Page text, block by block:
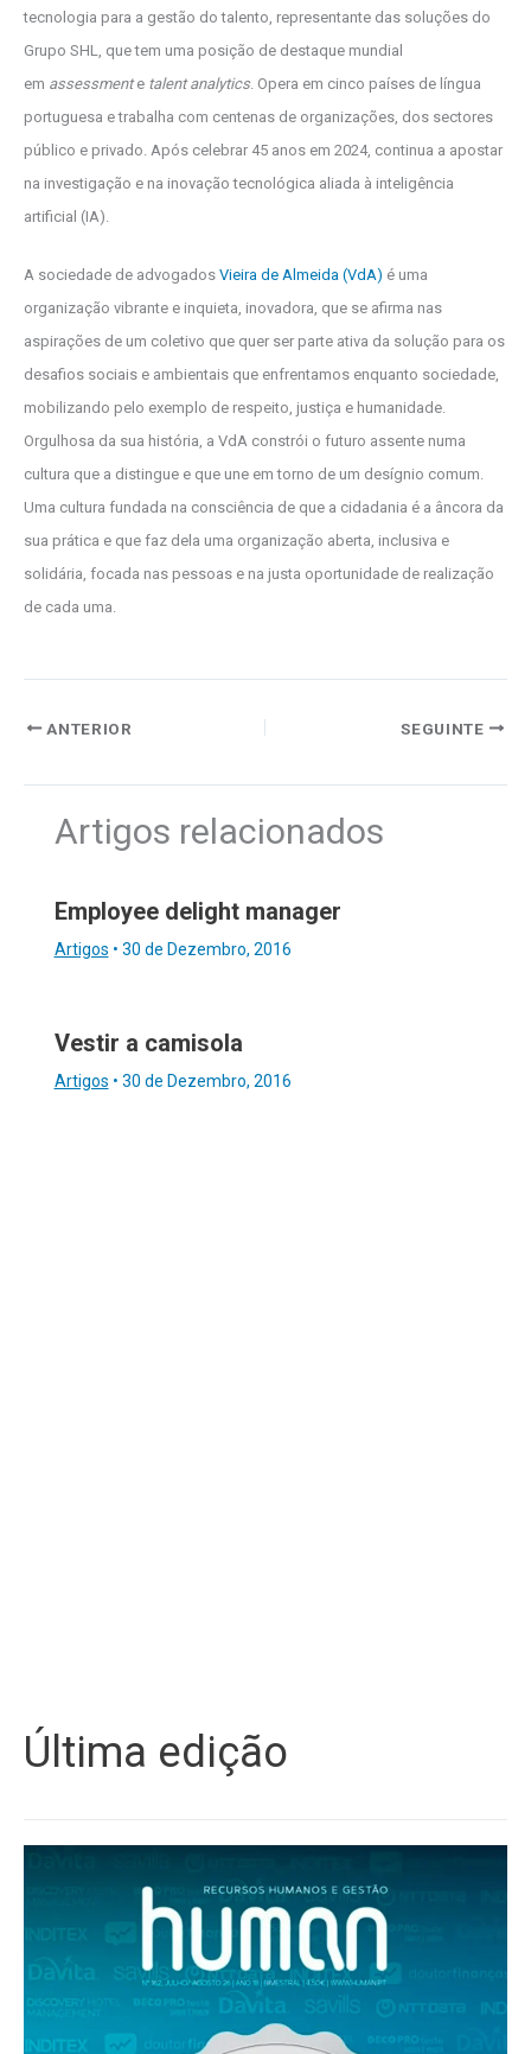
tecnologia para a gestão do talento, representante das soluções do
Grupo SHL, que tem uma posição de destaque mundial
em assessmente talent analytics. Opera em cinco países de língua
portuguesa e trabalha com centenas de organizações, dos sectores
público e privado. Após celebrar 45 anos em 2024, continua a apostar
na investigação e na inovação tecnológica aliada à inteligência
artificial (IA).
A sociedade de advogados Vieira de Almeida (VdA) é uma
organização vibrante e inquieta, inovadora, que se afirma nas
aspirações de um coletivo que quer ser parte ativa da solução para os
desafios sociais e ambientais que enfrentamos enquanto sociedade,
mobilizando pelo exemplo de respeito, justiça e humanidade.
Orgulhosa da sua história, a VdA constrói o futuro assente numa
cultura que a distingue e que une em torno de um desígnio comum.
Uma cultura fundada na consciência de que a cidadania é a âncora da
sua prática e que faz dela uma organização aberta, inclusiva e
solidária, focada nas pessoas e na justa oportunidade de realização
de cada uma.
ANTERIOR SEGUINTE
Artigos relacionados
Employee delight manager
Artigos • 30 de Dezembro, 2016
Vestir a camisola
Artigos • 30 de Dezembro, 2016
Última edição